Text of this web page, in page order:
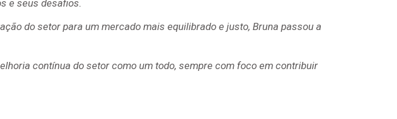
e seus desafios.
do setor para um mercado mais equilibrado e justo, Bruna passou a
contínua do setor como um todo, sempre com foco em contribuir